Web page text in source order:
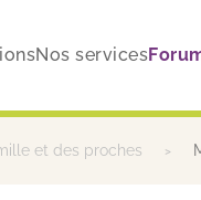
Nos services
et des proches